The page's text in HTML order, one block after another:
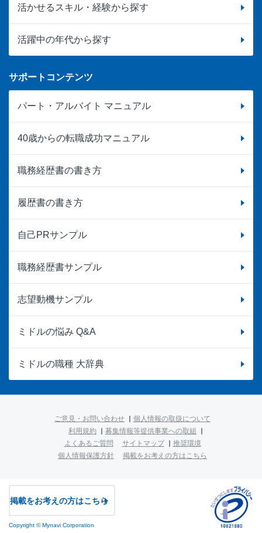
活かせるスキル・経験から探す
活躍中の年代から探す
サポートコンテンツ
パート・アルバイト マニュアル
40歳からの転職成功マニュアル
職務経歴書の書き方
履歴書の書き方
自己PRサンプル
職務経歴書サンプル
志望動機サンプル
ミドルの悩み Q&A
ミドルの職種 大辞典
ご意見・お問い合わせ
個人情報の取扱について
利用規約
募集情報等提供事業への取組
よくあるご質問
サイトマップ
推奨環境
個人情報保護方針
掲載をお考えの方はこちら
掲載をお考えの方はこちら
Copyright © Mynavi Corporation